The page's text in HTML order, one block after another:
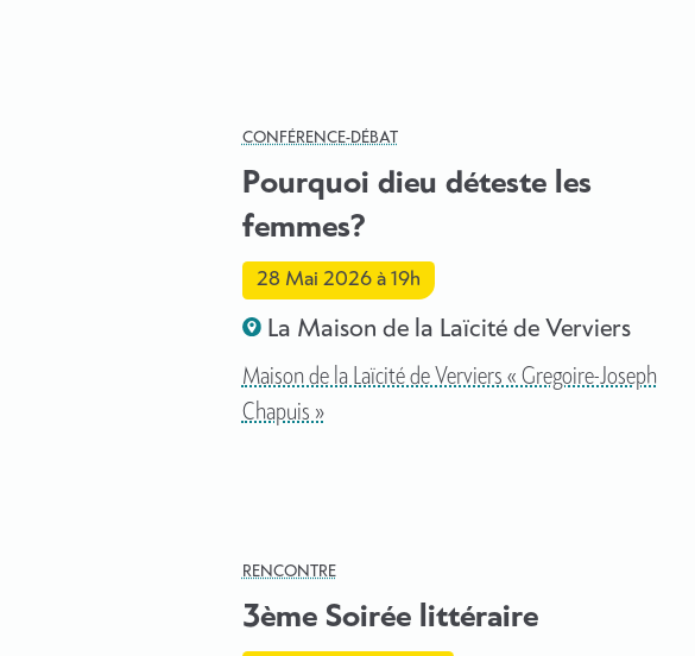
CONFÉRENCE-DÉBAT
Pourquoi dieu déteste les
femmes?
28 Mai 2026à 19h
La Maison de la Laïcité de Verviers
Maison de la Laïcité de Verviers « Gregoire-Joseph
Chapuis »
RENCONTRE
3ème Soirée littéraire